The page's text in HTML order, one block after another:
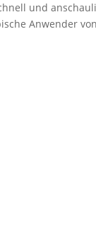
und
Anwender